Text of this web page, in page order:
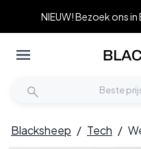
NIEUW! Bezoek ons
Blacksheep / Tech /